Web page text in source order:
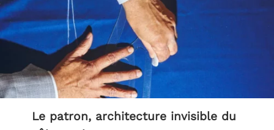
Le patron, architecture invisible du